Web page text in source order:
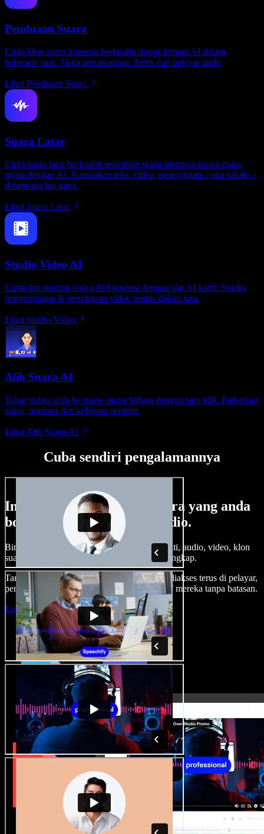
Penduaan Suara
Cipta klon suara manusia berkualiti tinggi dengan AI dalam
beberapa saat. Tiada pemasangan. Terus dari pelayar anda.
Lihat Penduaan Suara
Suara Latar
Cipta suara latar berkualiti setanding suara manusia secara masa
nyata dengan AI. Narrasikan teks, video, penerangan – apa sahaja –
dalam apa jua gaya.
Lihat Suara Latar
Studio Video AI
Cipta dan sunting video dari kosong dengan alat AI kami. Studio
penyuntingan & penciptaan video semua dalam satu.
Lihat Studio Video
Alih Suara AI
Tukar video anda ke mana-mana bahasa dengan satu klik. Padankan
suara, intonasi dan kelajuan penutur.
Lihat Alih Suara AI
Cuba sendiri pengalamannya
Ini hanya sebahagian perkara yang anda
boleh buat di Speechify Studio.
Bina suara latar, tambah imej stok tanpa royalti, audio, video, klon
suara anda, untuk projek audio video yang lengkap.
Tanpa keluk pembelajaran dan semua boleh diakses terus di pelayar,
pencipta boleh realisasikan segala idea kreatif mereka tanpa batasan.
Lancarkan Studio